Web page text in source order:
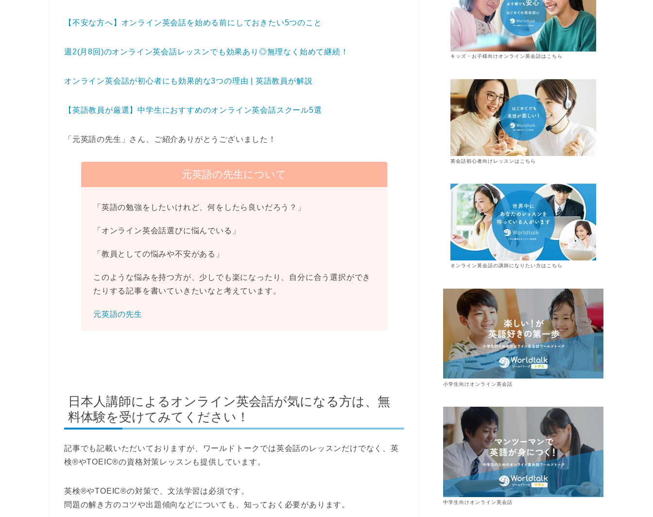
【不安な方へ】オンライン英会話を始める前にしておきたい5つのこと
週2(月8回)のオンライン英会話レッスンでも効果あり◎無理なく始めて継続！
オンライン英会話が初心者にも効果的な3つの理由 | 英語教員が解説
【英語教員が厳選】中学生におすすめのオンライン英会話スクール5選
「元英語の先生」さん、ご紹介ありがとうございました！
元英語の先生について
「英語の勉強をしたいけれど、何をしたら良いだろう？」
「オンライン英会話選びに悩んでいる」
「教員としての悩みや不安がある」
このような悩みを持つ方が、少しでも楽になったり、自分に合う選択ができ
たりする記事を書いていきたいなと考えています。
元英語の先生
日本人講師によるオンライン英会話が気になる方は、無
料体験を受けてみてください！
記事でも記載いただいておりますが、ワールドトークでは英会話のレッスンだけでなく、 英
検®やTOEIC®の資格対策レッスン も提供しています。
英検®やTOEIC®の対策で、 文法学習は必須です。
問題の解き方のコツや出題傾向 などについても、知っておく必要があります。
キッズ・お子様向けオンライン英会話はこちら
英会話初心者向けレッスンはこちら
オンライン英会話の講師になりたい方はこちら
小学生向けオンライン英会話
中学生向けオンライン英会話